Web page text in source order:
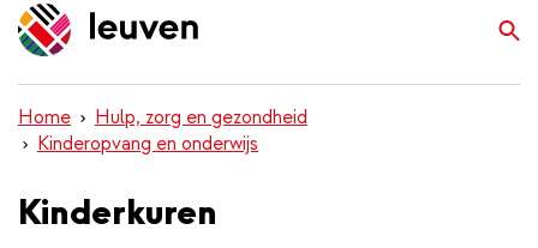
en
naar
inhoud
gaan
Home
Hulp, zorg en gezondheid
Kinderopvang en onderwijs
Kinderkuren